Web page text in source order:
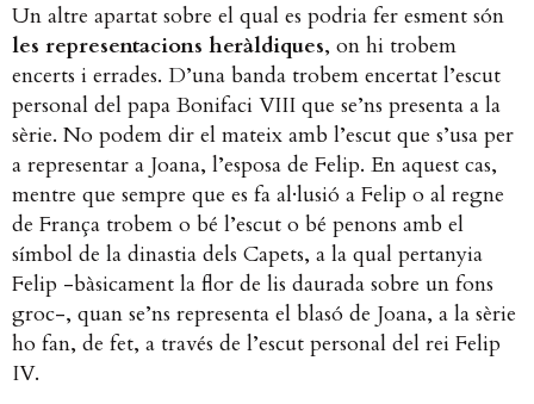
Un altre apartat sobre el qual es podria fer esment són
les representacions heràldiques, on hi trobem
encerts i errades. D’una banda trobem encertat l’escut
personal del papa Bonifaci VIII que se’ns presenta a la
sèrie. No podem dir el mateix amb l’escut que s’usa per
a representar a Joana, l’esposa de Felip. En aquest cas,
mentre que sempre que es fa al·lusió a Felip o al regne
de França trobem o bé l’escut o bé penons amb el
símbol de la dinastia dels Capets, a la qual pertanyia
Felip -bàsicament la flor de lis daurada sobre un fons
groc-, quan se’ns representa el blasó de Joana, a la sèrie
ho fan, de fet, a través de l’escut personal del rei Felip
IV.